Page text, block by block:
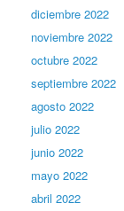
diciembre 2022
noviembre 2022
octubre 2022
septiembre 2022
agosto 2022
julio 2022
junio 2022
mayo 2022
abril 2022